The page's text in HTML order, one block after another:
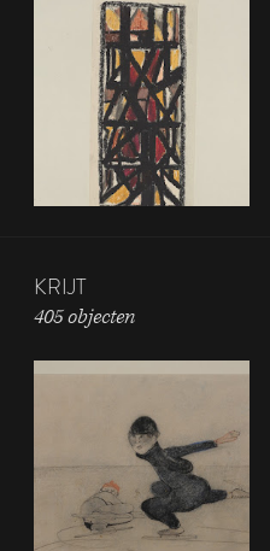
KRIJT
405 objecten